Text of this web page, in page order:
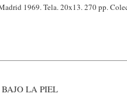
1969. Tela. 20x13. 270 pp.
LA PIEL